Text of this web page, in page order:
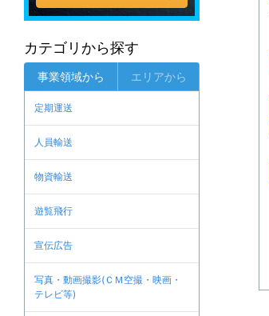
カテゴリから探す
事業領域から エリアから
定期運送
人員輸送
物資輸送
遊覧飛行
宣伝広告
写真・動画撮影(ＣＭ空撮・映画・
テレビ等)